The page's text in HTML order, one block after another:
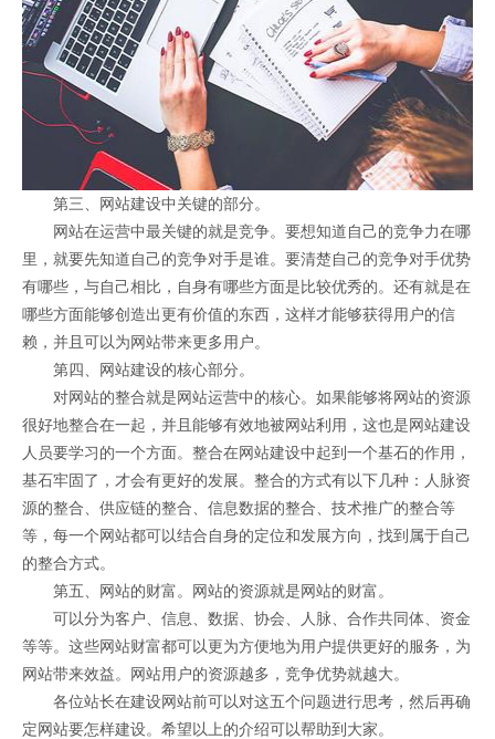
第三、网站建设中关键的部分。
网站在运营中最关键的就是竞争。要想知道自己的竞争力在哪
里，就要先知道自己的竞争对手是谁。要清楚自己的竞争对手优势
有哪些，与自己相比，自身有哪些方面是比较优秀的。还有就是在
哪些方面能够创造出更有价值的东西，这样才能够获得用户的信
赖，并且可以为网站带来更多用户。
第四、网站建设的核心部分。
对网站的整合就是网站运营中的核心。如果能够将网站的资源
很好地整合在一起，并且能够有效地被网站利用，这也是网站建设
人员要学习的一个方面。整合在网站建设中起到一个基石的作用，
基石牢固了，才会有更好的发展。整合的方式有以下几种：人脉资
源的整合、供应链的整合、信息数据的整合、技术推广的整合等
等，每一个网站都可以结合自身的定位和发展方向，找到属于自己
的整合方式。
第五、网站的财富。网站的资源就是网站的财富。
可以分为客户、信息、数据、协会、人脉、合作共同体、资金
等等。这些网站财富都可以更为方便地为用户提供更好的服务，为
网站带来效益。网站用户的资源越多，竞争优势就越大。
各位站长在建设网站前可以对这五个问题进行思考，然后再确
定网站要怎样建设。希望以上的介绍可以帮助到大家。